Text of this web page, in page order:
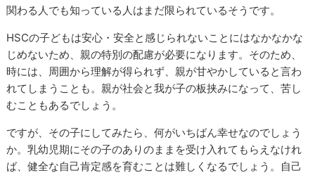
関わる人でも知っている人はまだ限られているそうです。
HSCの子どもは安心・安全と感じられないことにはなかなかな
じめないため、親の特別の配慮が必要になります。そのため、
時には、周囲から理解が得られず、親が甘やかしていると言わ
れてしまうことも。親が社会と我が子の板挟みになって、苦し
むこともあるでしょう。
ですが、その子にしてみたら、何がいちばん幸せなのでしょう
か。乳幼児期にその子のありのままを受け入れてもらえなけれ
ば、健全な自己肯定感を育むことは難しくなるでしょう。自己